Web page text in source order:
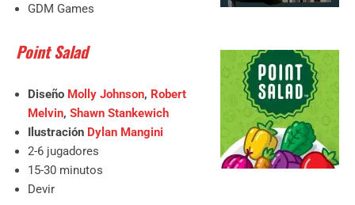
GDM Games
Point Salad
Diseño Molly Johnson, Robert
Melvin, Shawn Stankewich
Ilustración Dylan Mangini
2-6 jugadores
15-30 minutos
Devir